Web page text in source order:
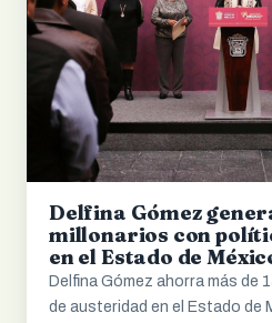
Delfina Gómez
millonarios con
en el Estado de
Delfina Gómez ahorra más de
de austeridad en el Estado de